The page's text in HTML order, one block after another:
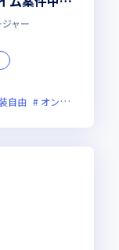
ャー
自由 オンライン選考可